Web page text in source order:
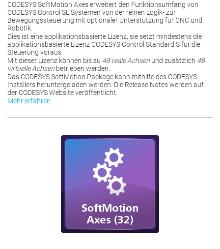
CODESYS SoftMotion Axes erweitert den Funktionsumfang von
CODESYS Control SL Systemen von der reinen Logik- zur
Bewegungssteuerung mit optionaler Unterstützung für CNC und
Robotik.
Dies ist eine applikationsbasierte Lizenz, sie setzt mindestens die
applikationsbasierte Lizenz CODESYS Control Standard S für die
Steuerung voraus.
Mit dieser Lizenz können bis zu 48 reale Achsen und zusätzlich 48
virtuelle Achsen betrieben werden.
Das CODESYS SoftMotion Package kann mithilfe des CODESYS
Installers heruntergeladen werden. Die Release Notes werden auf
der CODESYS Website veröffentlicht.
Mehr erfahren